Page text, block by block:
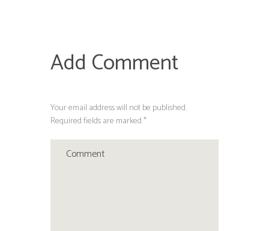
Add Comment
Your email address will not be published.
Required fields are marked *